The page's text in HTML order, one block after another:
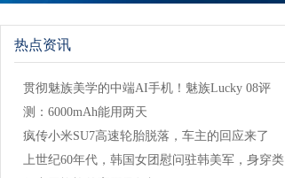
热点资讯
贯彻魅族美学的中端AI手机！魅族Lucky 08评
测：6000mAh能用两天
疯传小米SU7高速轮胎脱落，车主的回应来了
上世纪60年代，韩国女团慰问驻韩美军，身穿类